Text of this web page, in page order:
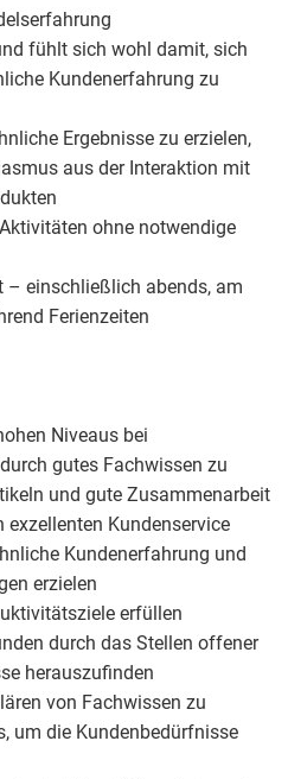
fühlt sich wohl damit, sich
Kundenerfahrung zu
Ergebnisse zu erzielen,
aus der Interaktion mit
ohne notwendige
– einschließlich abends, am
Ferienzeiten
Niveaus bei
gutes Fachwissen zu
und gute Zusammenarbeit
exzellenten Kundenservice
Kundenerfahrung und
erzielen
erfüllen
durch das Stellen offener
herauszufinden
von Fachwissen zu
um die Kundenbedürfnisse